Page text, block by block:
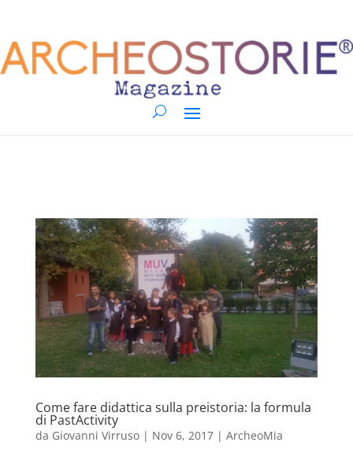
Come fare didattica sulla preistoria: la formula
di PastActivity
da Giovanni Virruso| Nov 6, 2017| ArcheoMia